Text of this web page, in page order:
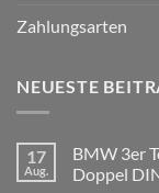
Zahlungsarten
NEUESTE
17
Aug.
BMW 3er
Doppel